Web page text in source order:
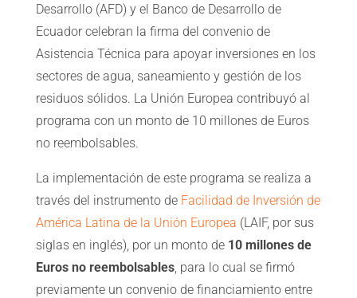
Desarrollo (AFD) y el Banco de Desarrollo de
Ecuador celebran la firma del convenio de
Asistencia Técnica para apoyar inversiones en los
sectores de agua, saneamiento y gestión de los
residuos sólidos. La Unión Europea contribuyó al
programa con un monto de 10 millones de Euros
no reembolsables.
La implementación de este programa se realiza a
través del instrumento de Facilidad de Inversión de
América Latina de la Unión Europea (LAIF, por sus
siglas en inglés), por un monto de 10 millones de
Euros no reembolsables, para lo cual se firmó
previamente un convenio de financiamiento entre